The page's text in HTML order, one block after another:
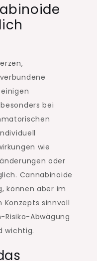
bei
wie
oder
Cannabinoide
können aber im
sinnvoll
Risiko-Abwägung
wichtig.